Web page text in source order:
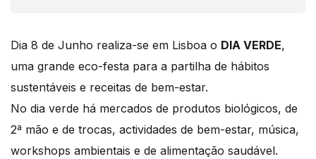
Dia 8 de Junho realiza-se em Lisboa o DIA VERDE,
uma grande eco-festa para a partilha de hábitos
sustentáveis e receitas de bem-estar.
No dia verde há mercados de produtos biológicos, de
2ª mão e de trocas, actividades de bem-estar, música,
workshops ambientais e de alimentação saudável.